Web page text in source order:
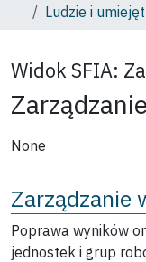
Ludzie i
Widok SFIA:
None
Zarządzanie
Poprawa wyników
jednostek i grup